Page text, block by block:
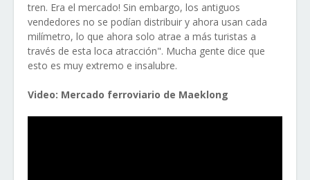
tren. Era el mercado! Sin embargo, los antiguos
vendedores no se podían distribuir y ahora usan cada
milímetro, lo que ahora solo atrae a más turistas a
través de esta loca atracción". Mucha gente dice que
esto es muy extremo e insalubre.
Video: Mercado ferroviario de Maeklong